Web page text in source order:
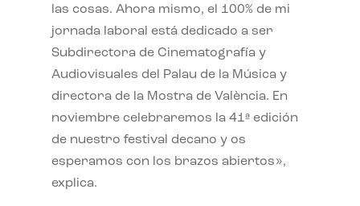
las cosas. Ahora mismo, el 100% de mi
jornada laboral está dedicado a ser
Subdirectora de Cinematografía y
Audiovisuales del Palau de la Música y
directora de la Mostra de València. En
noviembre celebraremos la 41ª edición
de nuestro festival decano y os
esperamos con los brazos abiertos»,
explica.